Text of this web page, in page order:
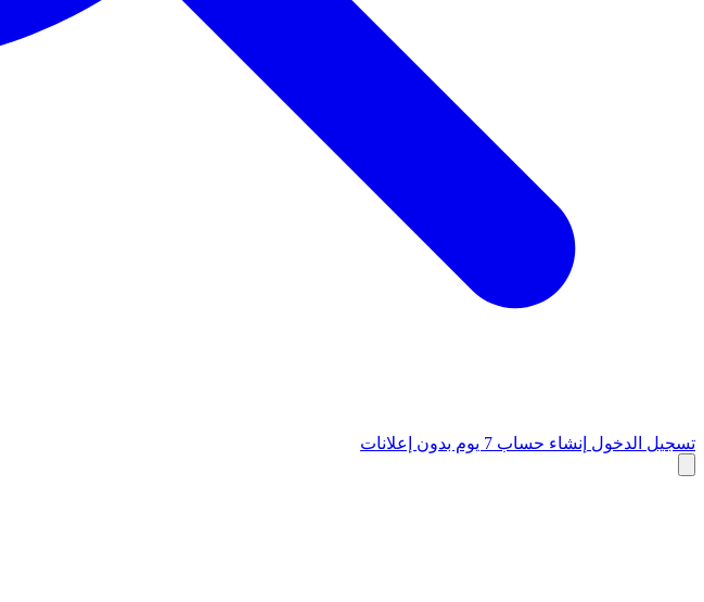
تسجيل الدخول إنشاء حساب 7 يوم بدون إعلانات